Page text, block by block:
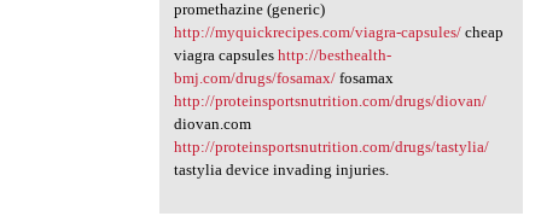
promethazine (generic)
http://myquickrecipes.com/viagra-capsules/cheap
viagra capsules http://besthealth-
bmj.com/drugs/fosamax/fosamax
http://proteinsportsnutrition.com/drugs/diovan/
diovan.com
http://proteinsportsnutrition.com/drugs/tastylia/
tastylia device invading injuries.